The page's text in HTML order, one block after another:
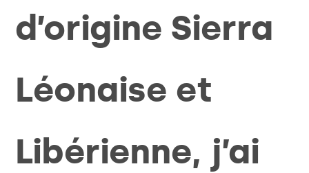
d’origine Sierra
Léonaise et
Libérienne, j’ai